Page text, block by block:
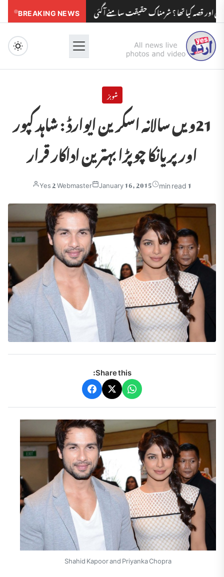
BREAKING NEWS تھا ؟ شرمناک حقیقت سامنے آگئی مدرسوں کے بچوں کو مولویوں
Menu
شوبز
21ویں سالانہ اسکرین ایوارڈ : شاہد کپور
اور پریانکا چوپڑا بہترین اداکار قرار
Yes 2 Webmaster January 16, 2015 1 min read
Share this:
Shahid Kapoor and Priyanka Chopra